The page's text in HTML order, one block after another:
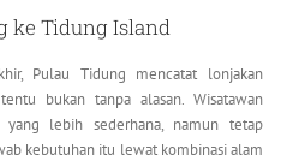
ke Tidung Island
Pulau Tidung mencatat lonjakan
bukan tanpa alasan. Wisatawan
lebih sederhana, namun tetap
kebutuhan itu lewat kombinasi alam